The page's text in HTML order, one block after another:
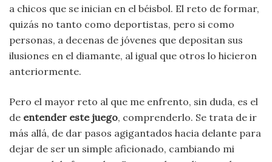
a chicos que se inician en el béisbol. El reto de formar,
quizás no tanto como deportistas, pero si como
personas, a decenas de jóvenes que depositan sus
ilusiones en el diamante, al igual que otros lo hicieron
anteriormente.
Pero el mayor reto al que me enfrento, sin duda, es el
de entender este juego, comprenderlo. Se trata de ir
más allá, de dar pasos agigantados hacia delante para
dejar de ser un simple aficionado, cambiando mi